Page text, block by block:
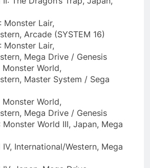
Monster Lair,
Arcade (SYSTEM 16)
Monster Lair,
Mega Drive / Genesis
World,
Master System / Sega
World,
Mega Drive / Genesis
Monster World III, Japan, Mega
International/Western, Mega